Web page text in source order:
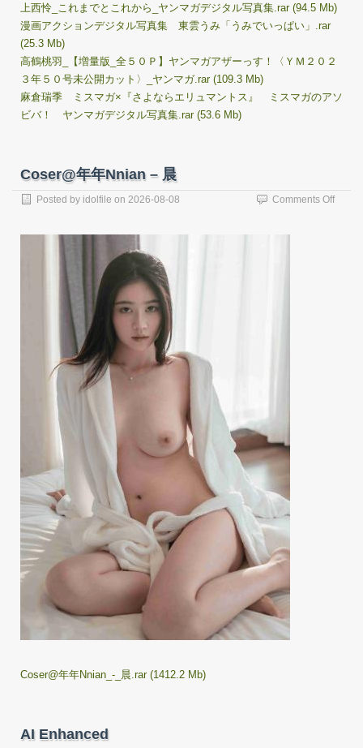
上西怜_これまでとこれから_ヤンマガデジタル写真集.rar (94.5 Mb)
漫画アクションデジタル写真集 東雲うみ「うみでいっぱい」.rar
(25.3 Mb)
高鶴桃羽_【増量版_全５０Ｐ】ヤンマガアザーっす！〈ＹＭ２０２
３年５０号未公開カット〉_ヤンマガ.rar (109.3 Mb)
麻倉瑞季 ミスマガ×『さよならエリュマントス』 ミスマガのアソ
ビバ！ ヤンマガデジタル写真集.rar (53.6 Mb)
Coser@年年Nnian – 晨
Posted by idolfile on 2026-08-08 Comments Offon
Coser@年年Nnian_-_晨.rar (1412.2 Mb)
AI Enhanced